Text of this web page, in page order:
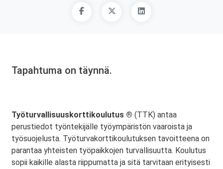
Tapahtuma on täynnä.
Työturvallisuuskorttikoulutus ® (TTK) antaa
perustiedot työntekijälle työympäristön vaaroista ja
työsuojelusta. Työturvakorttikoulutuksen tavoitteena on
parantaa yhteisten työpaikkojen turvallisuutta. Koulutus
sopii kaikille alasta riippumatta ja sitä tarvitaan erityisesti